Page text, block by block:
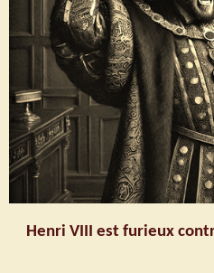
Henri VIII est furieux